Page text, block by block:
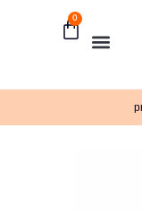
0